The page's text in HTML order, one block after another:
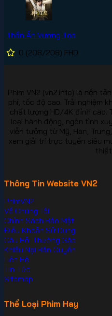
Thần Ấn Vương Tọa
0 (208/208) FHD
Phim VN2 (vn2.info) là nền
phí, tốc độ cao. Trải nghiệm
chất lượng HD/4K đỉnh cao.
loại hành động, ngôn tình
viễn tưởng từ Mỹ, Hàn,
xem giải trí trực tuyến siêu
Thông Tin Website VN2
PhimVN2
Về Chúng Tôi
Chính Sách Bảo Mật
Điều Khoản Sử Dụng
Câu Hỏi Thường Gặp
Khiếu Nại Bản Quyền
Liên Hệ
Tin Tức
Sitemap
Thể Loại Phim Hay